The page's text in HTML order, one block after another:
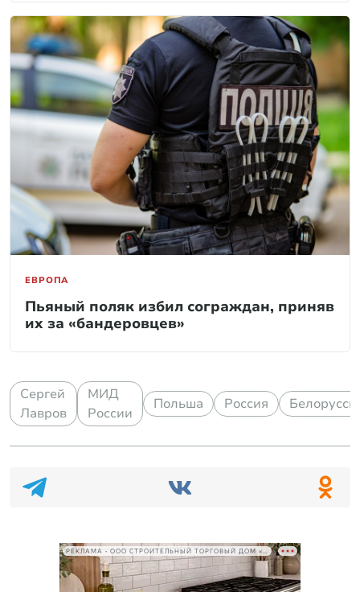
ЕВРОПА
Пьяный поляк избил сограждан, приняв
их за «бандеровцев»
Сергей
Лавров
МИД
России
Польша Россия
РЕКЛАМА • ООО СТРОИТЕЛЬНЫЙ ТОРГОВЫЙ ДОМ «ПЕТРОВИЧ», ИНН 7802348846